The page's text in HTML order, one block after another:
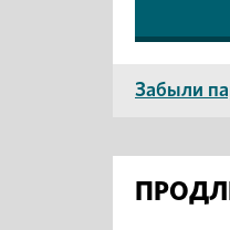
Забыли